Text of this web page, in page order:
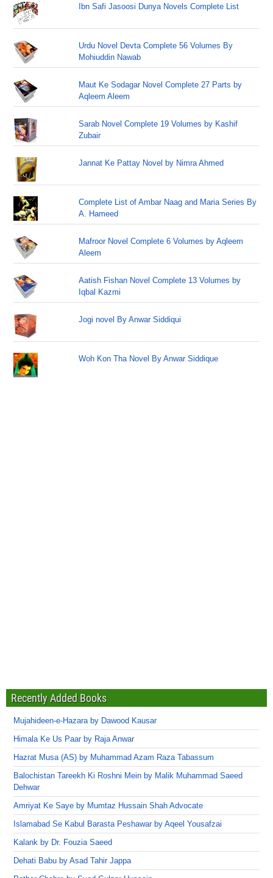
Ibn Safi Jasoosi Dunya Novels Complete List
Urdu Novel Devta Complete 56 Volumes By
Mohiuddin Nawab
Maut Ke Sodagar Novel Complete 27 Parts by
Aqleem Aleem
Sarab Novel Complete 19 Volumes by Kashif
Zubair
Jannat Ke Pattay Novel by Nimra Ahmed
Complete List of Ambar Naag and Maria Series By
A. Hameed
Mafroor Novel Complete 6 Volumes by Aqleem
Aleem
Aatish Fishan Novel Complete 13 Volumes by
Iqbal Kazmi
Jogi novel By Anwar Siddiqui
Woh Kon Tha Novel By Anwar Siddique
Recently Added Books
Mujahideen-e-Hazara by Dawood Kausar
Himala Ke Us Paar by Raja Anwar
Hazrat Musa (AS) by Muhammad Azam Raza Tabassum
Balochistan Tareekh Ki Roshni Mein by Malik Muhammad Saeed
Dehwar
Amriyat Ke Saye by Mumtaz Hussain Shah Advocate
Islamabad Se Kabul Barasta Peshawar by Aqeel Yousafzai
Kalank by Dr. Fouzia Saeed
Dehati Babu by Asad Tahir Jappa